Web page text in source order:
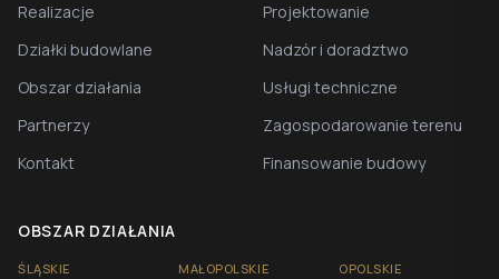
Realizacje
Działki budowlane
Obszar działania
Partnerzy
Kontakt
Projektowanie
Nadzór i doradztwo
Usługi techniczne
Zagospodarowanie terenu
Finansowanie budowy
OBSZAR DZIAŁANIA
ŚLĄSKIE MAŁOPOLSKIE OPOLSKIE